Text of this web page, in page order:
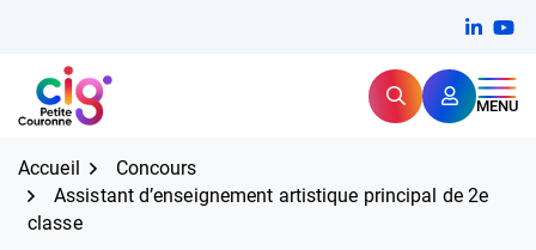
contenu
CIG Petite Couronne RechercherMENU
Expertise et proximité pour
Accueil
Concours
Assistant d’enseignement artistique principal de 2e
classe